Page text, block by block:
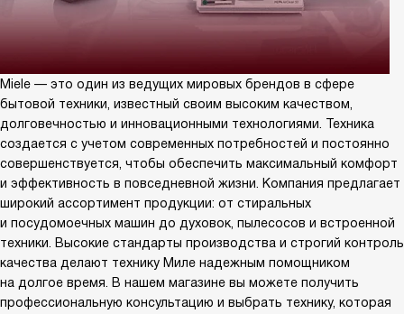
Miele — это один из ведущих мировых брендов в сфере
бытовой техники, известный своим высоким качеством,
долговечностью и инновационными технологиями. Техника
создается с учетом современных потребностей и постоянно
совершенствуется, чтобы обеспечить максимальный комфорт
и эффективность в повседневной жизни. Компания предлагает
широкий ассортимент продукции: от стиральных
и посудомоечных машин до духовок, пылесосов и встроенной
техники. Высокие стандарты производства и строгий контроль
качества делают технику Миле надежным помощником
на долгое время. В нашем магазине вы можете получить
профессиональную консультацию и выбрать технику, которая